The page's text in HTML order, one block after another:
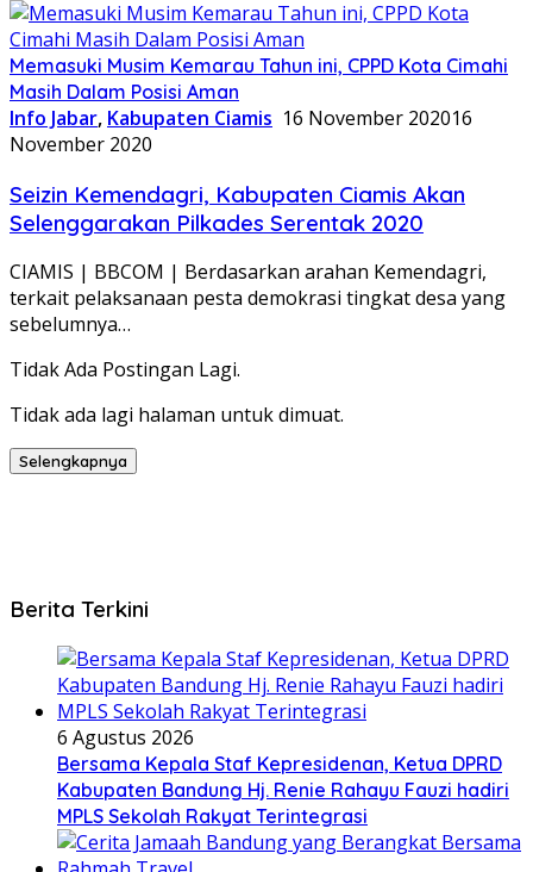
Memasuki Musim Kemarau Tahun ini, CPPD Kota Cimahi
Masih Dalam Posisi Aman
Info Jabar, Kabupaten Ciamis 16 November 202016
November 2020
Seizin Kemendagri, Kabupaten Ciamis Akan
Selenggarakan Pilkades Serentak 2020
CIAMIS | BBCOM | Berdasarkan arahan Kemendagri,
terkait pelaksanaan pesta demokrasi tingkat desa yang
sebelumnya…
Tidak Ada Postingan Lagi.
Tidak ada lagi halaman untuk dimuat.
Selengkapnya
Berita Terkini
6 Agustus 2026
Bersama Kepala Staf Kepresidenan, Ketua DPRD
Kabupaten Bandung Hj. Renie Rahayu Fauzi hadiri
MPLS Sekolah Rakyat Terintegrasi